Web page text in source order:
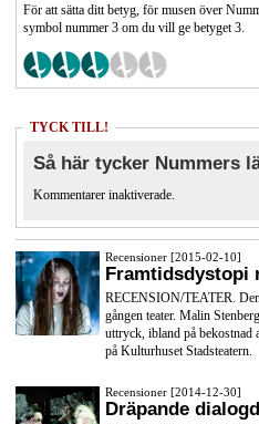
För att sätta ditt betyg, för musen över
symbol nummer 3 om du vill ge betyget 3.
TYCK TILL!
Så här tycker Nummers
Kommentarer inaktiverade.
Recensioner [2015-02-10]
Framtidsdystopi
RECENSION/TEATER.
gången teater. Malin
uttryck, ibland på bekostnad
på Kulturhuset Stadsteatern.
Recensioner [2014-12-30]
Dräpande